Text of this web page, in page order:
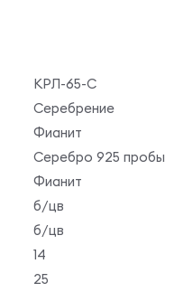
КРЛ-65-С
Серебрение
Фианит
Серебро 925 пробы
Фианит
б/цв
б/цв
14
25